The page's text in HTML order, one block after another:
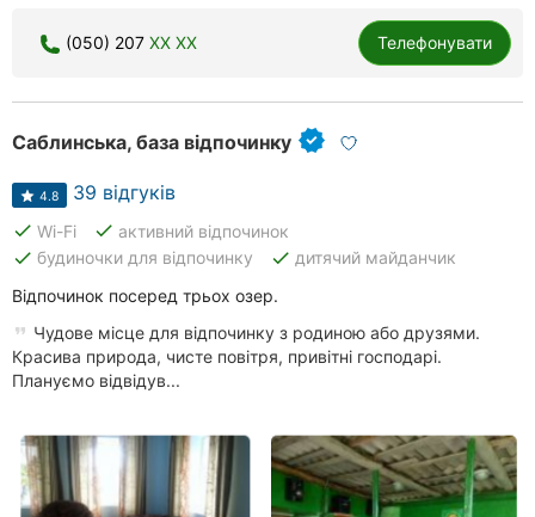
(050) 207 XX XX Телефонувати
Саблинська, база відпочинку
4.8 39 відгуків
done Wi-Fi done активний відпочинок
done будиночки для відпочинку done дитячий майданчик
Відпочинок посеред трьох озер.
Чудове місце для відпочинку з родиною або друзями.
Красива природа, чисте повітря, привітні господарі.
Плануємо відвідув...